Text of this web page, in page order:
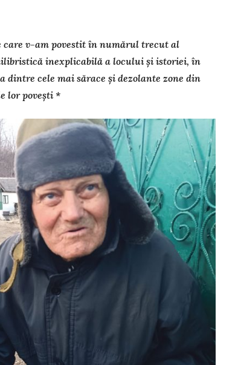
care v-am povestit în numărul trecut al
inex­plicabilă a locului și istoriei, în
cele mai sărace și dezolante zone din
lor povești *